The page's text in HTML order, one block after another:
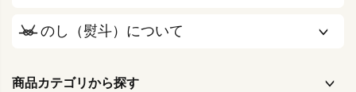
のし（熨斗）について
商品カテゴリから探す